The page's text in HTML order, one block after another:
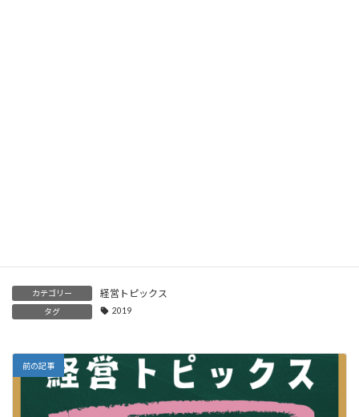
カテゴリー 経営トピックス
タグ 2019
前の記事